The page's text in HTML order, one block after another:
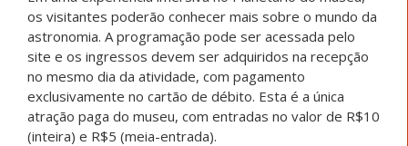
os visitantes poderão conhecer mais sobre o mundo da
astronomia. A programação pode ser acessada pelo
site e os ingressos devem ser adquiridos na recepção
no mesmo dia da atividade, com pagamento
exclusivamente no cartão de débito. Esta é a única
atração paga do museu, com entradas no valor de R$10
(inteira) e R$5 (meia-entrada).